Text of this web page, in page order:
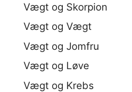
Vægt og Skorpion
Vægt og Vægt
Vægt og Jomfru
Vægt og Løve
Vægt og Krebs